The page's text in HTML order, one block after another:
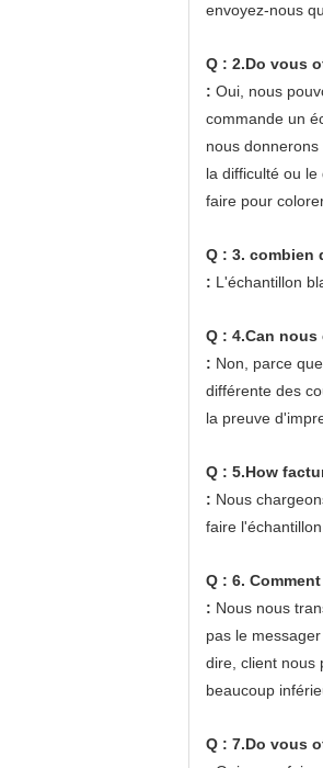
envoyez-nous
Q : 2.Do vous
: Oui, nous
commande un
nous
la difficulté ou
faire pour
Q : 3. combien
: L'échantillon
Q : 4.Can
: Non, parce
différente des
la preuve
Q : 5.How
: Nous
faire
Q : 6.
: Nous nous
pas le
dire, client nous
beaucoup
Q : 7.Do vous